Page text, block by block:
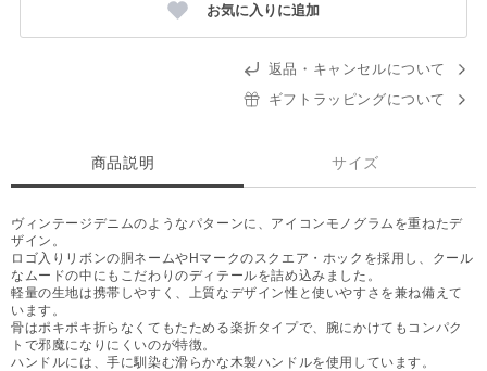
お気に入りに追加
返品・キャンセルについて
ギフトラッピングについて
商品説明 サイズ
ヴィンテージデニムのようなパターンに、アイコンモノグラムを重ねたデ
ザイン。
ロゴ入りリボンの胴ネームやHマークのスクエア・ホックを採用し、クール
なムードの中にもこだわりのディテールを詰め込みました。
軽量の生地は携帯しやすく、上質なデザイン性と使いやすさを兼ね備えて
います。
骨はポキポキ折らなくてもたためる楽折タイプで、腕にかけてもコンパク
トで邪魔になりにくいのが特徴。
ハンドルには、手に馴染む滑らかな木製ハンドルを使用しています。